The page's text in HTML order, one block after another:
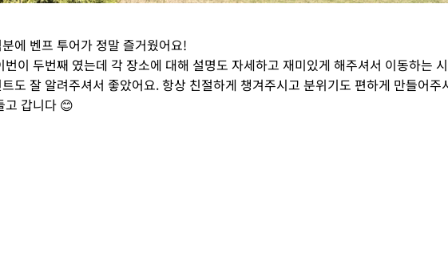
에 벤프 투어가 정말 즐거웠어요!
이 두번째 였는데 각 장소에 대해 설명도 자세하고 재미있게 해주셔서 이동하는
도 잘 알려주셔서 좋았어요. 항상 친절하게 챙겨주시고 분위기도 편하게 만들어
고 갑니다 😊